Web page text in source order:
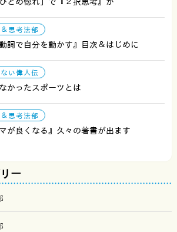
思考法部
詞で自分を動かす』目次＆はじめに
い偉人伝
かったスポーツとは
思考法部
が良くなる』久々の著書が出ます
ー